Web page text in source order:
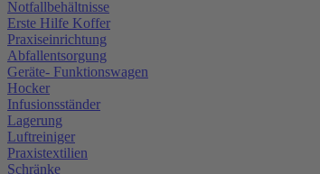
Notfallbehältnisse
Erste Hilfe Koffer
Praxiseinrichtung
Abfallentsorgung
Geräte- Funktionswagen
Hocker
Infusionsständer
Lagerung
Luftreiniger
Praxistextilien
Schränke